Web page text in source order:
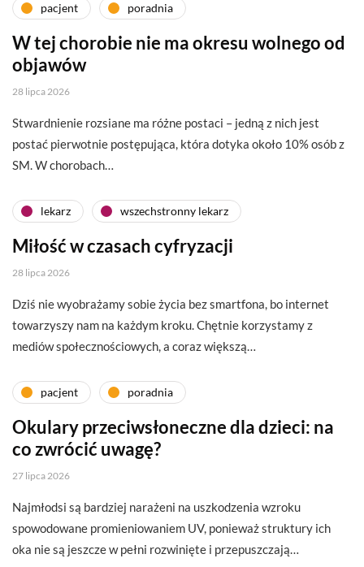
pacjent poradnia
W tej chorobie nie ma okresu wolnego od
objawów
28 lipca 2026
Stwardnienie rozsiane ma różne postaci – jedną z nich jest
postać pierwotnie postępująca, która dotyka około 10% osób z
SM. W chorobach…
lekarz wszechstronny lekarz
Miłość w czasach cyfryzacji
28 lipca 2026
Dziś nie wyobrażamy sobie życia bez smartfona, bo internet
towarzyszy nam na każdym kroku. Chętnie korzystamy z
mediów społecznościowych, a coraz większą…
pacjent poradnia
Okulary przeciwsłoneczne dla dzieci: na
co zwrócić uwagę?
27 lipca 2026
Najmłodsi są bardziej narażeni na uszkodzenia wzroku
spowodowane promieniowaniem UV, ponieważ struktury ich
oka nie są jeszcze w pełni rozwinięte i przepuszczają…